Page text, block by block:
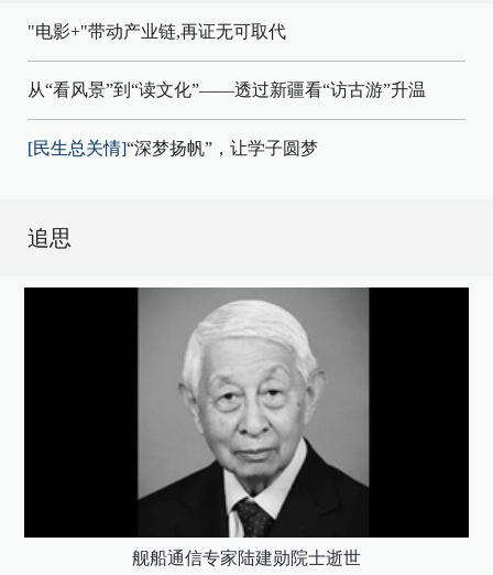
"电影+"带动产业链,再证无可取代
从“看风景”到“读文化”——透过新疆看“访古游”升温
[民生总关情]“深梦扬帆”，让学子圆梦
追思
舰船通信专家陆建勋院士逝世